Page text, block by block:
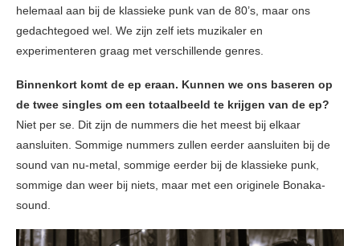
helemaal aan bij de klassieke punk van de 80’s, maar ons
gedachtegoed wel. We zijn zelf iets muzikaler en
experimenteren graag met verschillende genres.
Binnenkort komt de ep eraan. Kunnen we ons baseren op
de twee singles om een totaalbeeld te krijgen van de ep?
Niet per se. Dit zijn de nummers die het meest bij elkaar
aansluiten. Sommige nummers zullen eerder aansluiten bij de
sound van nu-metal, sommige eerder bij de klassieke punk,
sommige dan weer bij niets, maar met een originele Bonaka-
sound.